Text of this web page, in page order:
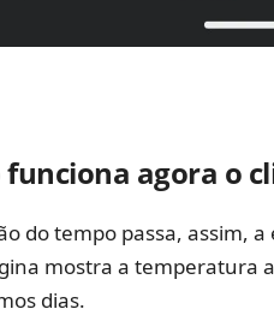
funciona agora o
do tempo passa, assim,
mostra a temperatura
dias.